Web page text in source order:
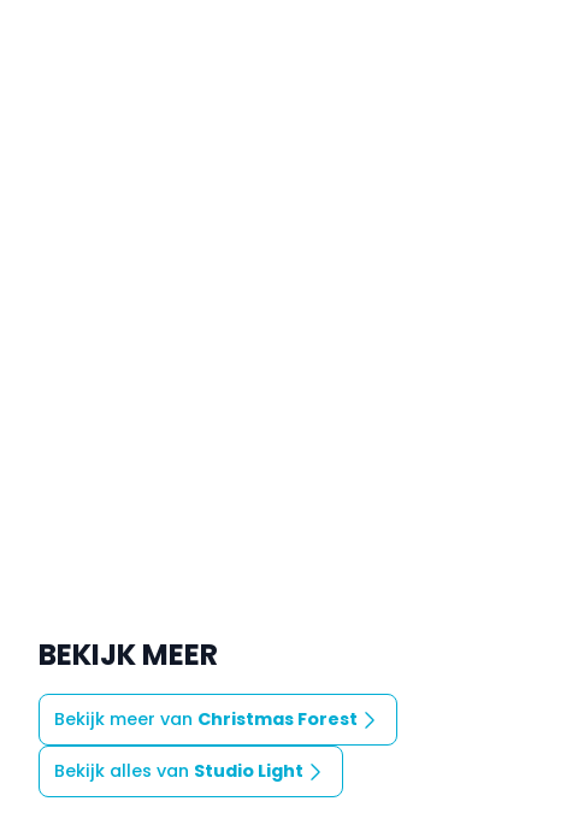
BEKIJK MEER
Bekijk meer van Christmas Forest
Bekijk alles van Studio Light